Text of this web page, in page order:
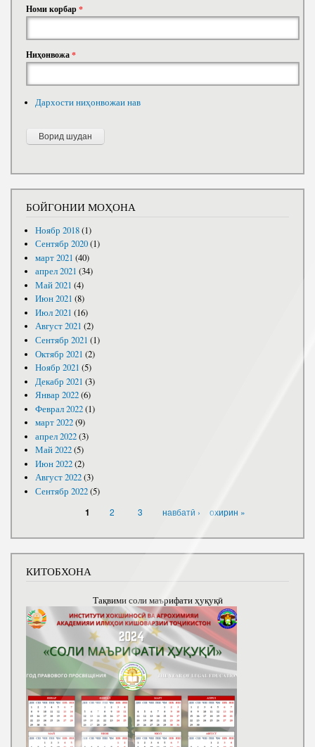
Номи корбар*
Ниҳонвожа*
Дархости ниҳонвожаи нав
БОЙГОНИИ МОҲОНА
Ноябр 2018(1)
Сентябр 2020(1)
март 2021 (40)
апрел 2021 (34)
Май 2021 (4)
Июн 2021 (8)
Июл 2021 (16)
Август 2021 (2)
Сентябр 2021 (1)
Октябр 2021 (2)
Ноябр 2021 (5)
Декабр 2021 (3)
Январ 2022(6)
Феврал 2022(1)
март 2022(9)
апрел 2022(3)
Май 2022(5)
Июн 2022(2)
Август 2022(3)
Сентябр 2022(5)
1 2 3 навбатӣ › охирин »
КИТОБХОНА
Тақвими соли маърифати ҳуқуқӣ